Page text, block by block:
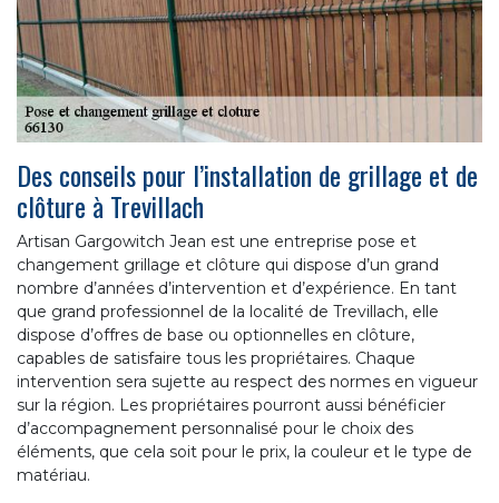
Des conseils pour l’installation de grillage et de
clôture à Trevillach
Artisan Gargowitch Jean est une entreprise pose et
changement grillage et clôture qui dispose d’un grand
nombre d’années d’intervention et d’expérience. En tant
que grand professionnel de la localité de Trevillach, elle
dispose d’offres de base ou optionnelles en clôture,
capables de satisfaire tous les propriétaires. Chaque
intervention sera sujette au respect des normes en vigueur
sur la région. Les propriétaires pourront aussi bénéficier
d’accompagnement personnalisé pour le choix des
éléments, que cela soit pour le prix, la couleur et le type de
matériau.